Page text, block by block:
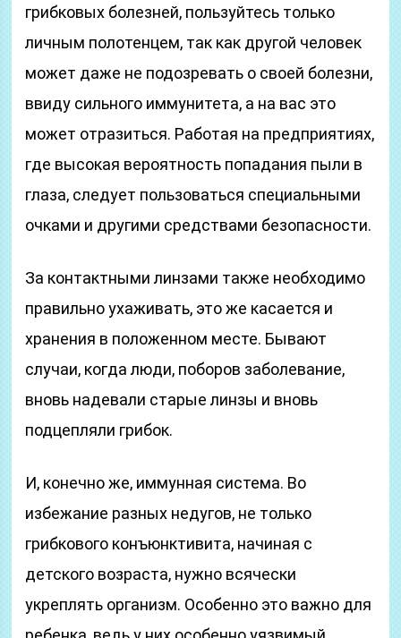
грибковых болезней, пользуйтесь только
личным полотенцем, так как другой человек
может даже не подозревать о своей болезни,
ввиду сильного иммунитета, а на вас это
может отразиться. Работая на предприятиях,
где высокая вероятность попадания пыли в
глаза, следует пользоваться специальными
очками и другими средствами безопасности.
За контактными линзами также необходимо
правильно ухаживать, это же касается и
хранения в положенном месте. Бывают
случаи, когда люди, поборов заболевание,
вновь надевали старые линзы и вновь
подцепляли грибок.
И, конечно же, иммунная система. Во
избежание разных недугов, не только
грибкового конъюнктивита, начиная с
детского возраста, нужно всячески
укреплять организм. Особенно это важно для